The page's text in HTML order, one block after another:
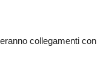
collegamenti con